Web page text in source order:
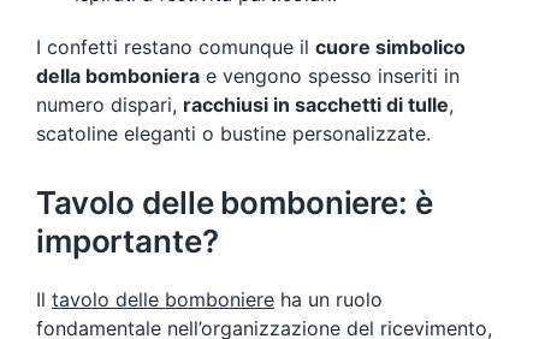
I confetti restano comunque il cuore simbolico
della bomboniera e vengono spesso inseriti in
numero dispari, racchiusi in sacchetti di tulle,
scatoline eleganti o bustine personalizzate.
Tavolo delle bomboniere: è
importante?
Il tavolo delle bomboniere ha un ruolo
fondamentale nell’organizzazione del ricevimento,